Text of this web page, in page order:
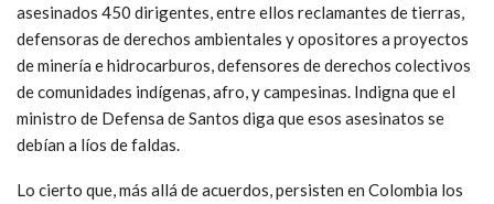
asesinados 450 dirigentes, entre ellos reclamantes de tierras,
defensoras de derechos ambientales y opositores a proyectos
de minería e hidrocarburos, defensores de derechos colectivos
de comunidades indígenas, afro, y campesinas. Indigna que el
ministro de Defensa de Santos diga que esos asesinatos se
debían a líos de faldas.
Lo cierto que, más allá de acuerdos, persisten en Colombia los